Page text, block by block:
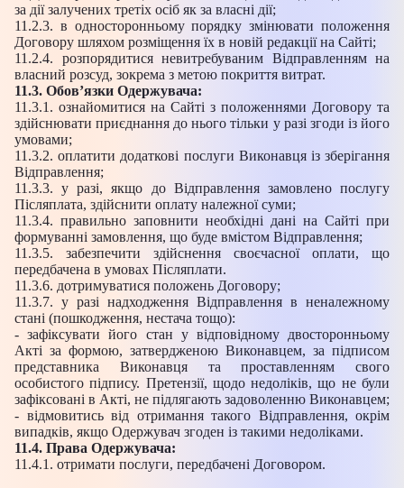
за дії залучених третіх осіб як за власні дії;
11.2.3. в односторонньому порядку змінювати положення
Договору шляхом розміщення їх в новій редакції на Сайті;
11.2.4. розпорядитися невитребуваним Відправленням на
власний розсуд, зокрема з метою покриття витрат.
11.3. Обов’язки Одержувача:
11.3.1. ознайомитися на Сайті з положеннями Договору та
здійснювати приєднання до нього тільки у разі згоди із його
умовами;
11.3.2. оплатити додаткові послуги Виконавця із зберігання
Відправлення;
11.3.3. у разі, якщо до Відправлення замовлено послугу
Післяплата, здійснити оплату належної суми;
11.3.4. правильно заповнити необхідні дані на Сайті при
формуванні замовлення, що буде вмістом Відправлення;
11.3.5. забезпечити здійснення своєчасної оплати, що
передбачена в умовах Післяплати.
11.3.6. дотримуватися положень Договору;
11.3.7. у разі надходження Відправлення в неналежному
стані (пошкодження, нестача тощо):
- зафіксувати його стан у відповідному двосторонньому
Акті за формою, затвердженою Виконавцем, за підписом
представника Виконавця та проставленням свого
особистого підпису. Претензії, щодо недоліків, що не були
зафіксовані в Акті, не підлягають задоволенню Виконавцем;
- відмовитись від отримання такого Відправлення, окрім
випадків, якщо Одержувач згоден із такими недоліками.
11.4. Права Одержувача:
11.4.1. отримати послуги, передбачені Договором.